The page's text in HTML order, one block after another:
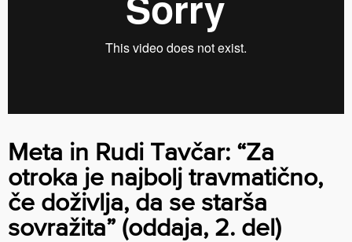
Meta in Rudi Tavčar: “Za
otroka je najbolj travmatično,
če doživlja, da se starša
sovražita” (oddaja, 2. del)